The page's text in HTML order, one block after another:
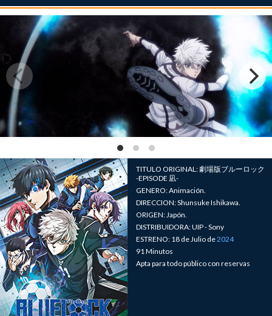
TITULO ORIGINAL: 劇場版ブルーロック
-EPISODE 凪-
GENERO: Animación.
DIRECCION: Shunsuke Ishikawa.
ORIGEN: Japón.
DISTRIBUIDORA: UIP - Sony
ESTRENO: 18 de Julio de2024
91 Minutos
Apta para todo público con reservas